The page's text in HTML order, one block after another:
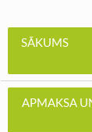
APMAKSA